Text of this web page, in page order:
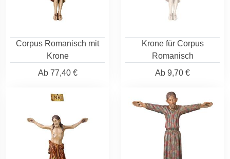
Corpus Romanisch mit
Krone
Ab77,40 €
Krone für Corpus
Romanisch
Ab 9,70 €